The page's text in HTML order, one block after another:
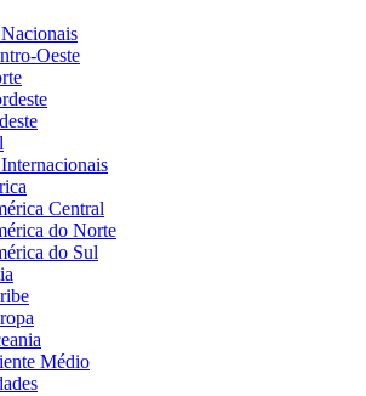
Oeste
Central
do Norte
do Sul
Médio